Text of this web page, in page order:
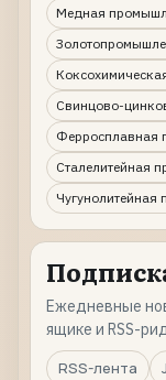
Медная
Свинцово-
Ферросплавная
Сталелитейная
Чугунолитейная
Ежедневные
ящике и RSS-
RSS-лента